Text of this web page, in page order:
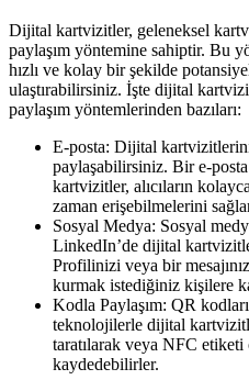
Dijital kartvizitler, geleneksel
paylaşım yöntemine sahiptir. Bu
hızlı ve kolay bir şekilde
ulaştırabilirsiniz. İşte dijital
paylaşım yöntemlerinden bazıları:
E-posta: Dijital
paylaşabilirsiniz. Bir e-
kartvizitler, alıcıların
zaman erişebilmelerini
Sosyal Medya: Sosyal
LinkedIn’de dijital
Profilinizi veya bir
kurmak istediğiniz kişilere
Kodla Paylaşım: QR
teknolojilerle dijital
taratılarak veya NFC
kaydedebilirler.